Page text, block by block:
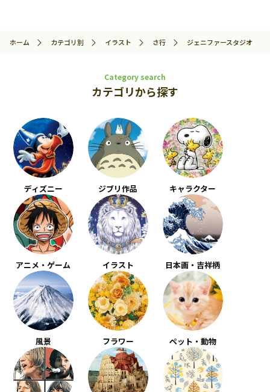
ホーム カテゴリ別 イラスト さ行 ジェニファースタジオ
Category search
カテゴリから探す
ディズニー ジブリ作品 キャラクター
アニメ・ゲーム イラスト 日本画・吉祥柄
風景 フラワー ペット・動物